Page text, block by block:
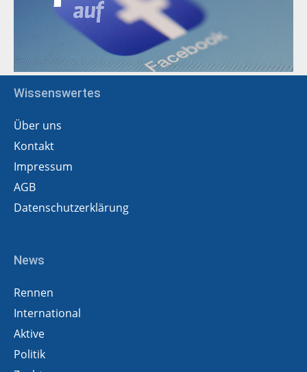
Wissenswertes
Über uns
Kontakt
Impressum
AGB
Datenschutzerklärung
News
Rennen
International
Aktive
Politik